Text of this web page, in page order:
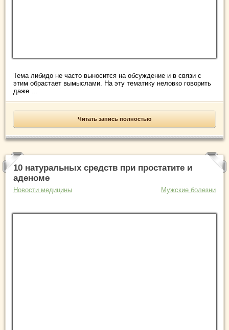
Тема либидо не часто выносится на обсуждение и в связи с
этим обрастает вымыслами. На эту тематику неловко говорить
даже ...
Читать запись полностью
10 натуральных средств при простатите и
аденоме
Новости медицины Мужские болезни